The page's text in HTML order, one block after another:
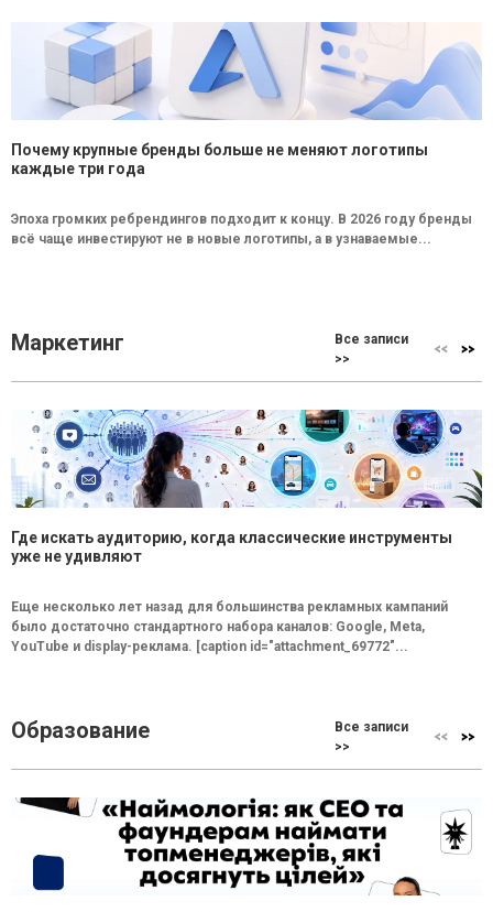
Почему крупные бренды больше не меняют логотипы
каждые три года
Эпоха громких ребрендингов подходит к концу. В 2026 году бренды
всё чаще инвестируют не в новые логотипы, а в узнаваемые...
Маркетинг
Все записи
>>
Где искать аудиторию, когда классические инструменты
уже не удивляют
Еще несколько лет назад для большинства рекламных кампаний
было достаточно стандартного набора каналов: Google, Meta,
YouTube и display-реклама. [caption id="attachment_69772"...
Образование
Все записи
>>